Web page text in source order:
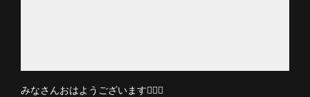
みなさんおはようございます🙋🏻‍♀